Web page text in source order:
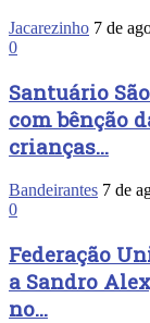
Jacarezinho 7 de
0
Santuário
com bênção
crianças...
Bandeirantes 7 de
0
Federação
a Sandro
no...